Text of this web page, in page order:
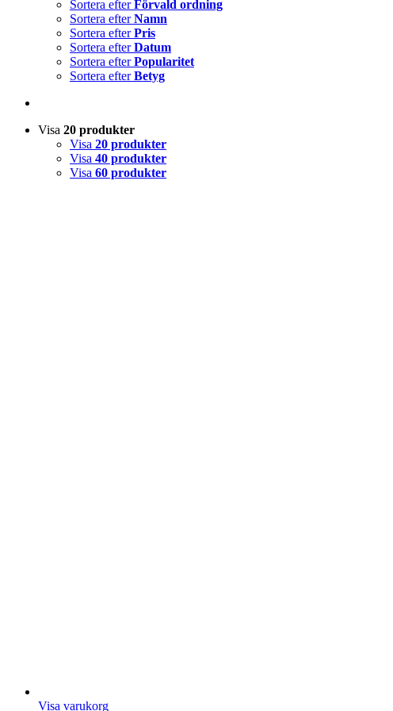
Sortera efterFörvald ordning
Sortera efterNamn
Sortera efterPris
Sortera efterDatum
Sortera efterPopularitet
Sortera efterBetyg
Visa 20 produkter
Visa 20 produkter
Visa 40 produkter
Visa 60 produkter
Visa varukorg